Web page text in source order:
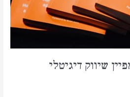
שיווק דיגיטלי